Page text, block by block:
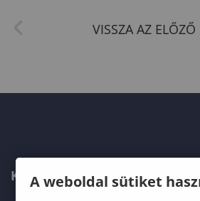
KARUNK
A weboldal sütiket